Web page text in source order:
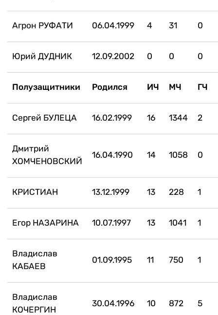
Агрон РУФАТИ 06.04.1999 4 31 0
Юрий ДУДНИК 12.09.2002 0 0 0
Полузащитники Родился ИЧ МЧ ГЧ
Сергей БУЛЕЦА 16.02.1999 16 1344 2
Дмитрий
ХОМЧЕНОВСКИЙ
16.04.1990 14 1058 0
КРИСТИАН 13.12.1999 13 228 1
Егор НАЗАРИНА 10.07.1997 13 1041 1
Владислав
КАБАЕВ
01.09.1995 11 750 1
Владислав
КОЧЕРГИН
30.04.1996 10 872 5